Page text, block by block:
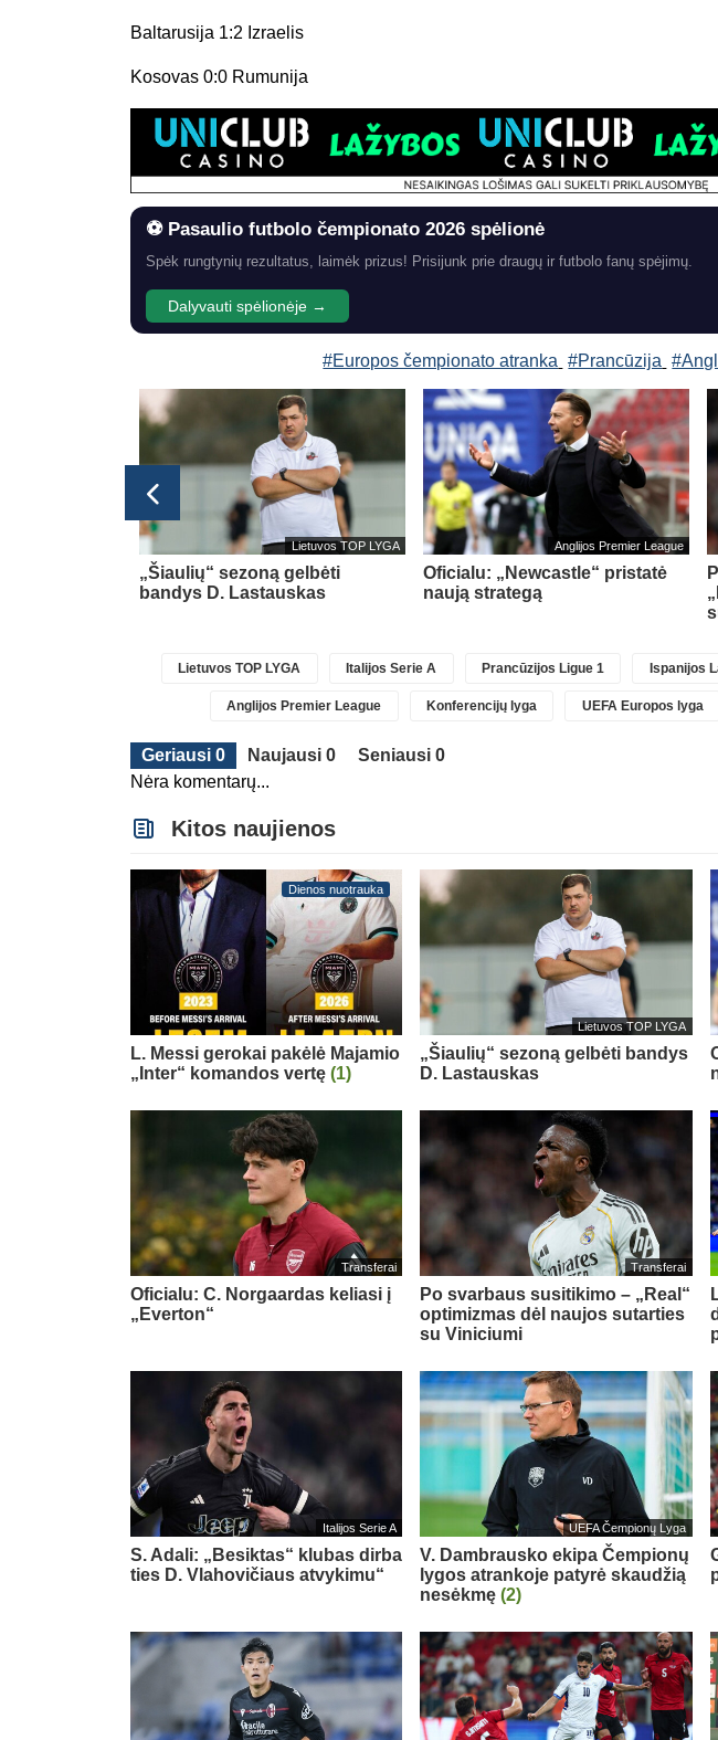
Baltarusija 1:2 Izraelis
Kosovas 0:0 Rumunija
⚽ Pasaulio futbolo čempionato 2026 spėlionė
Spėk rungtynių rezultatus, laimėk prizus! Prisijunk prie draugų ir futbolo fanų spėjimų.
Dalyvauti spėlionėje →
#Europos čempionato atranka #Prancūzija
Lietuvos TOP LYGA
„Šiaulių“ sezoną gelbėti
bandys D. Lastauskas
Anglijos Premier League
Oficialu: „Newcastle“ pristatė
naują strategą
Lietuvos TOP LYGA Italijos Serie A Prancūzijos Ligue 1 Ispanijos
Anglijos Premier League Konferencijų lyga UEFA Europos lyga
Geriausi 0 Naujausi 0
Seniausi 0
Nėra komentarų...
Kitos naujienos
Dienos nuotrauka
L. Messi gerokai pakėlė Majamio
„Inter“ komandos vertę (1)
Lietuvos TOP LYGA
„Šiaulių“ sezoną gelbėti bandys
D. Lastauskas
Transferai
Oficialu: C. Norgaardas keliasi į
„Everton“
Transferai
Po svarbaus susitikimo – „Real“
optimizmas dėl naujos sutarties
su Viniciumi
Italijos Serie A
S. Adali: „Besiktas“ klubas dirba
ties D. Vlahovičiaus atvykimu“
UEFA Čempionų Lyga
V. Dambrausko ekipa Čempionų
lygos atrankoje patyrė skaudžią
nesėkmę(2)